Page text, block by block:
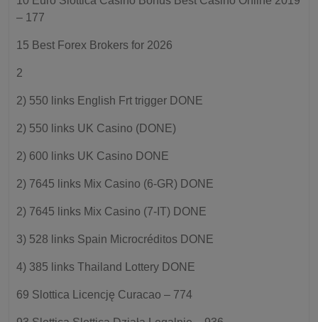
– 177
15 Best Forex Brokers for 2026
2
2) 550 links English Frt trigger DONE
2) 550 links UK Casino (DONE)
2) 600 links UK Casino DONE
2) 7645 links Mix Casino (6-GR) DONE
2) 7645 links Mix Casino (7-IT) DONE
3) 528 links Spain Microcréditos DONE
4) 385 links Thailand Lottery DONE
69 Slottica Licencję Curacao – 774